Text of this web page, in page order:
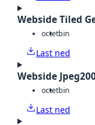
Webside Tiled
octetbin
Last ned
Webside
octetbin
Last ned